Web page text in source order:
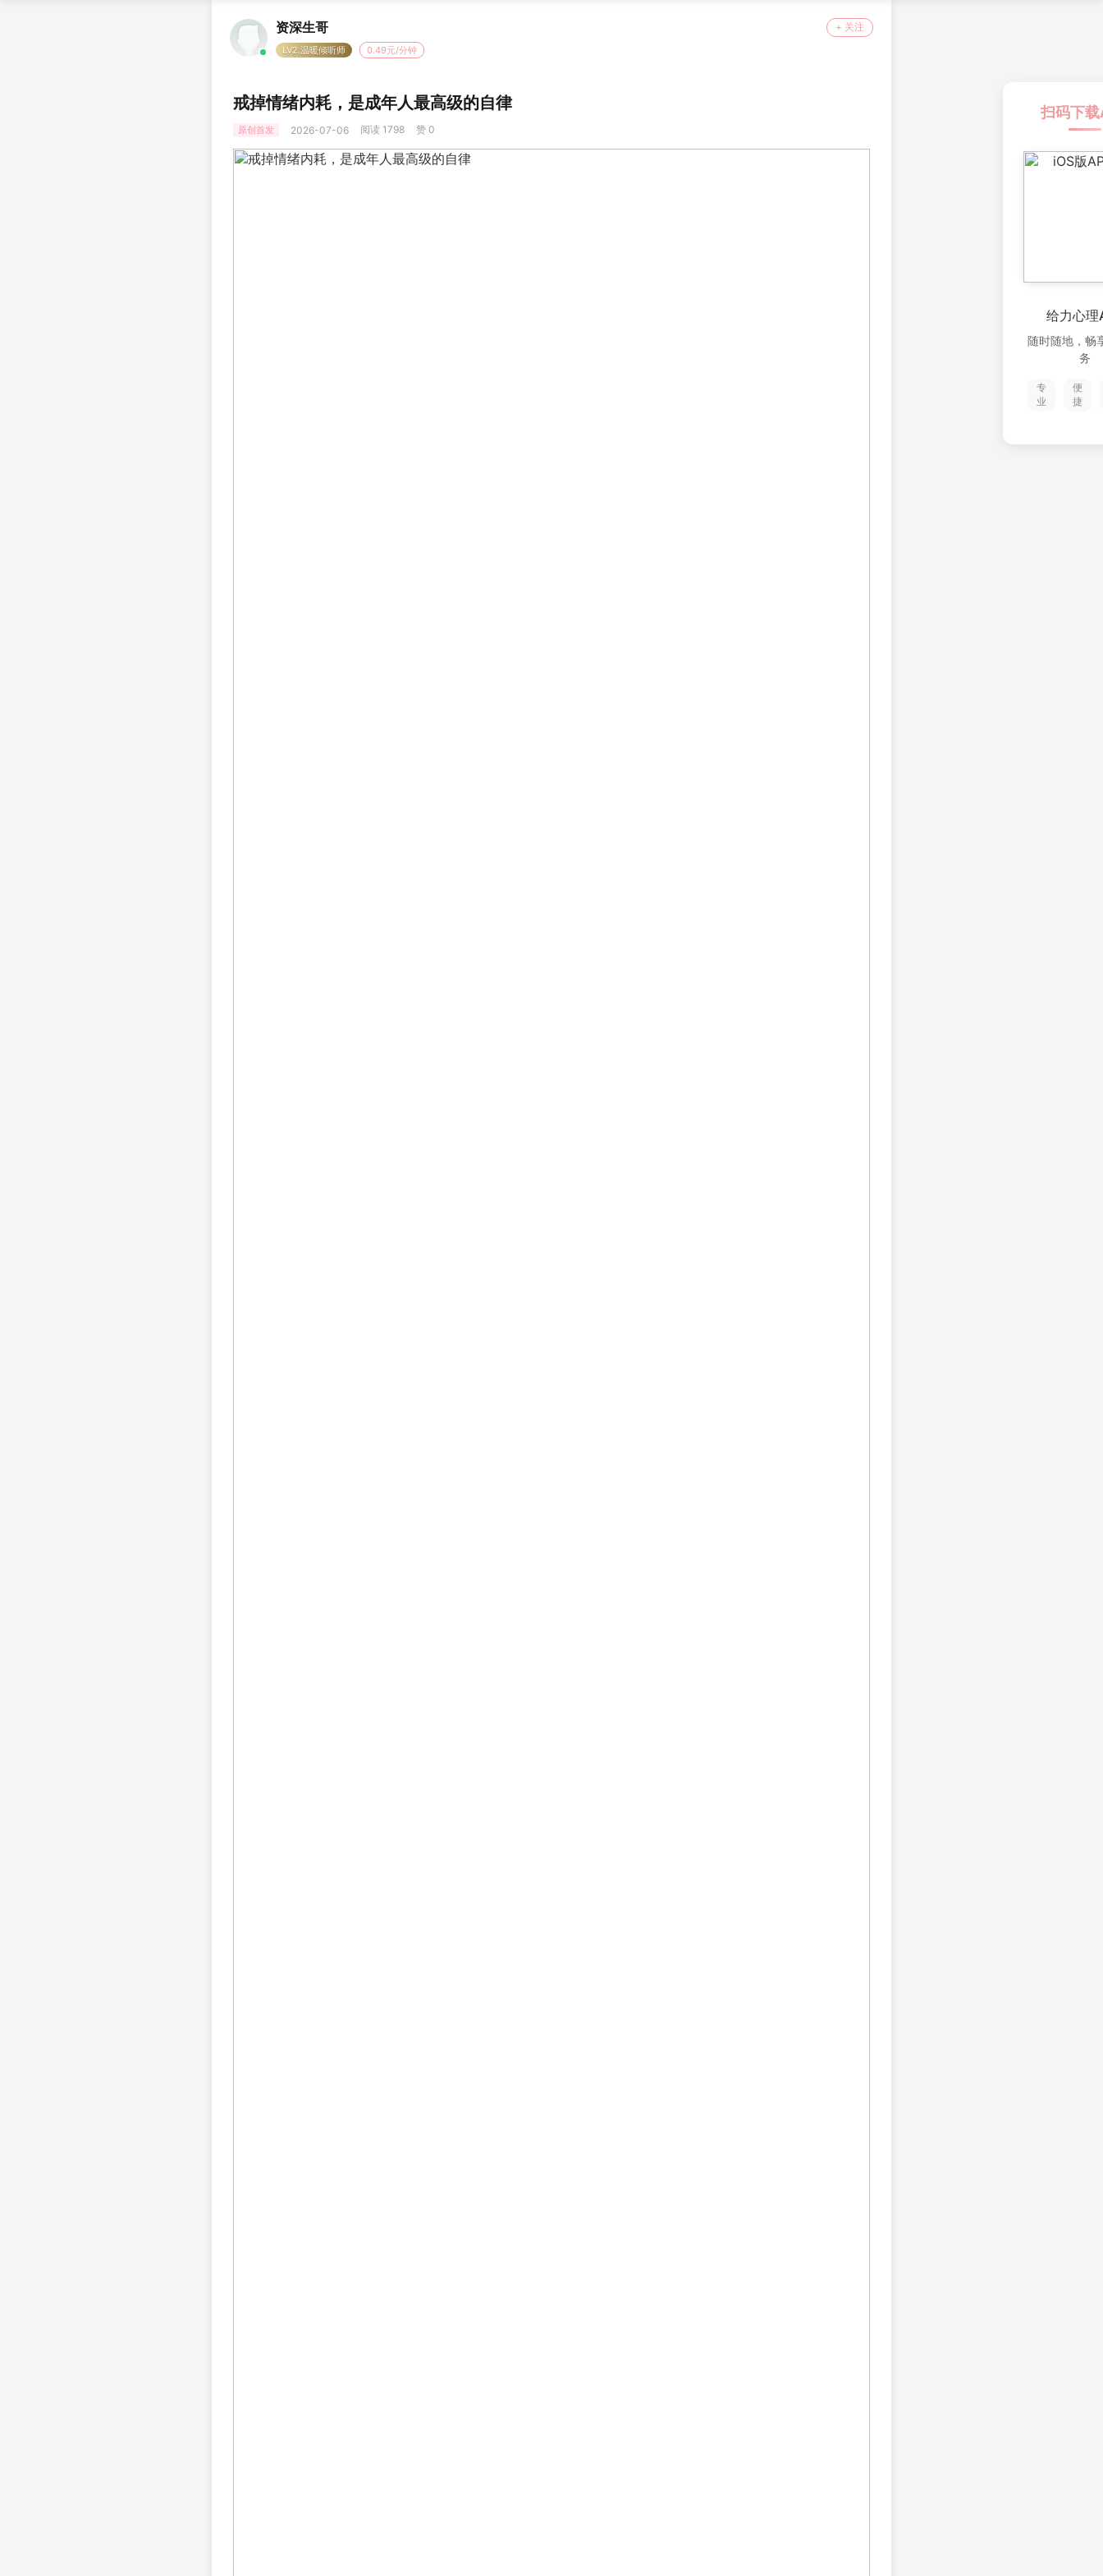
资深生哥 + 关注
LV2.温暖倾听师 0.49元/分钟
戒掉情绪内耗，是成年人最高级的自律
原创首发 2026-07-06 阅读 1798 赞 0
扫码下
给力心理
随时随地，畅
务
专
业
便
捷